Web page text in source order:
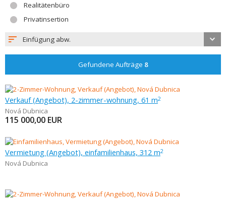
Realitätenbüro
Privatinsertion
Einfügung abw.
Gefundene Aufträge 8
Verkauf (Angebot), 2-zimmer-wohnung, 61 m2
Nová Dubnica
115 000,00 EUR
Vermietung (Angebot), einfamilienhaus, 312 m2
Nová Dubnica